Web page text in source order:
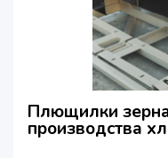
Плющилки
производства